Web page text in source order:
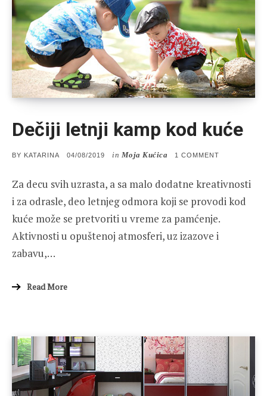
Dečiji letnji kamp kod kuće
BY KATARINA
POSTED
04/08/2019 in Moja Kućica 1 COMMENT
KAMP
KUĆE
Za decu svih uzrasta, a sa malo dodatne kreativnosti
i za odrasle, deo letnjeg odmora koji se provodi kod
kuće može se pretvoriti u vreme za pamćenje.
Aktivnosti u opuštenoj atmosferi, uz izazove i
zabavu,…
Read More